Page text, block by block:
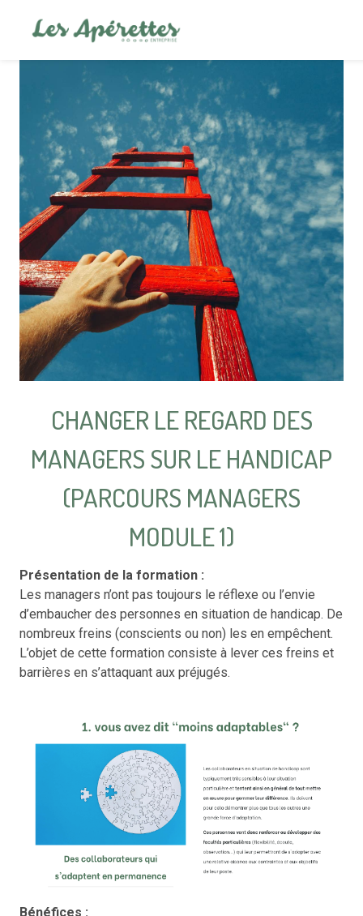
CHANGER LE REGARD DES
MANAGERS SUR LE HANDICAP
(PARCOURS MANAGERS
MODULE 1)
Présentation de la formation :
Les managers n’ont pas toujours le réflexe ou l’envie
d’embaucher des personnes en situation de handicap. De
nombreux freins (conscients ou non) les en empêchent.
L’objet de cette formation consiste à lever ces freins et
barrières en s’attaquant aux préjugés.
Bénéfices :